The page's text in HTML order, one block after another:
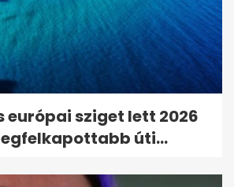
európai sziget lett 2026
úti...